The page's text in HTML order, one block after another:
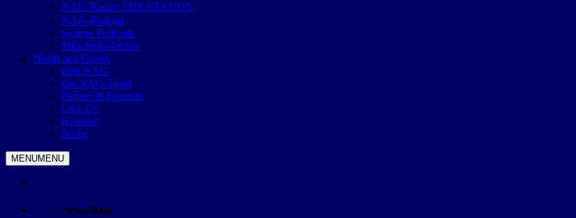
NAG-Radio: THE STATION
NAG-Podcast
weitere Podcasts
Mitschnitt-Archiv
Nerds and Geeks
über NAG
das NAG-Team
Partner & Freunde
Link Us
Kontakt
Suche
MENUMENU
News-Blog